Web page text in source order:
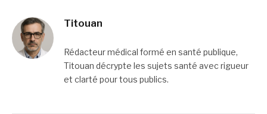
Impact
Titouan
Rédacteur médical formé en santé publique,
Titouan décrypte les sujets santé avec rigueur
et clarté pour tous publics.